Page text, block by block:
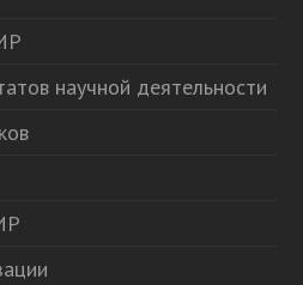
научной деятельности